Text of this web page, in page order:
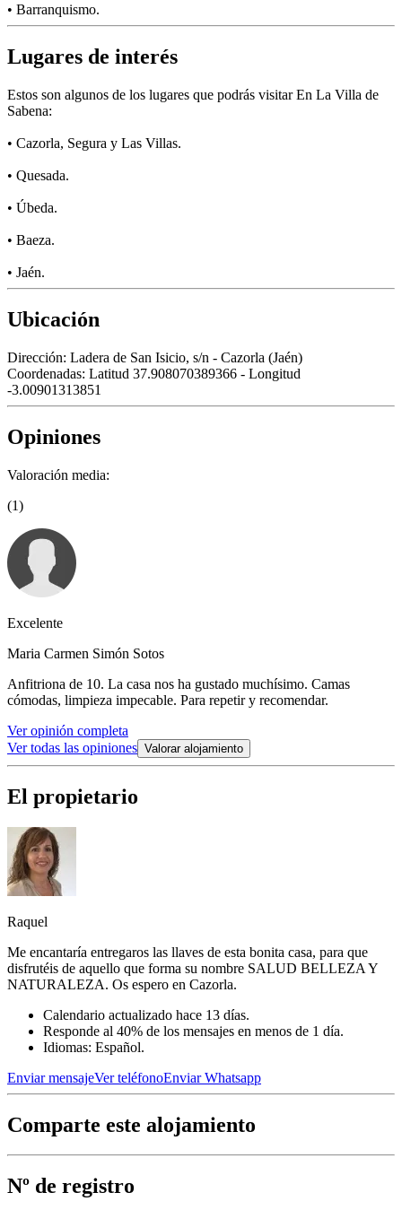
• Barranquismo.
Lugares de interés
Estos son algunos de los lugares que podrás visitar En La Villa de
Sabena:
• Cazorla, Segura y Las Villas.
• Quesada.
• Úbeda.
• Baeza.
• Jaén.
Ubicación
Dirección: Ladera de San Isicio, s/n - Cazorla (Jaén)
Coordenadas: Latitud 37.908070389366 - Longitud
-3.00901313851
Opiniones
Valoración media:
(1)
Excelente
Maria Carmen Simón Sotos
Anfitriona de 10. La casa nos ha gustado muchísimo. Camas
cómodas, limpieza impecable. Para repetir y recomendar.
Ver opinión completa
Ver todas las opiniones Valorar alojamiento
El propietario
Raquel
Me encantaría entregaros las llaves de esta bonita casa, para que
disfrutéis de aquello que forma su nombre SALUD BELLEZA Y
NATURALEZA. Os espero en Cazorla.
Calendario actualizado hace 13 días.
Responde al 40% de los mensajes en menos de 1 día.
Idiomas: Español.
Enviar mensajeVer teléfonoEnviar Whatsapp
Comparte este alojamiento
Nº de registro